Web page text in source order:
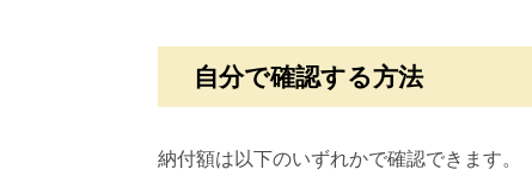
自分で確認する方法
納付額は以下のいずれかで確認できます。